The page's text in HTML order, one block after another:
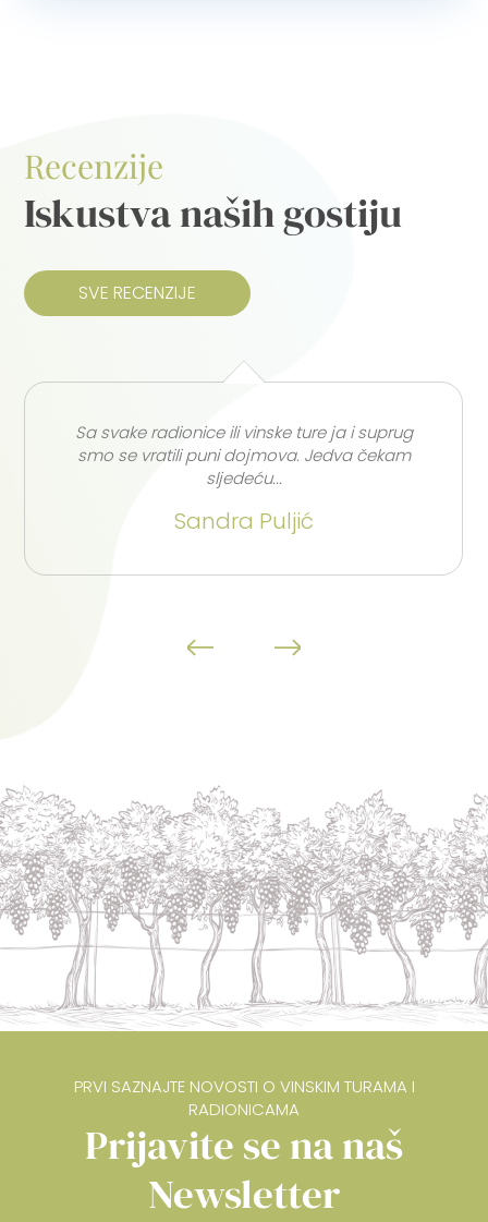
Recenzije
Iskustva naših gostiju
SVE RECENZIJE
Sa svake radionice ili vinske ture ja i suprug
smo se vratili puni dojmova. Jedva čekam
sljedeću...
Sandra Puljić
PRVI SAZNAJTE NOVOSTI O VINSKIM TURAMA I
RADIONICAMA
Prijavite se na naš
Newsletter